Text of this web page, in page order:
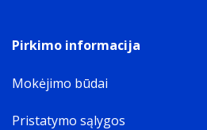
Pirkimo informacija
Mokėjimo būdai
Pristatymo sąlygos